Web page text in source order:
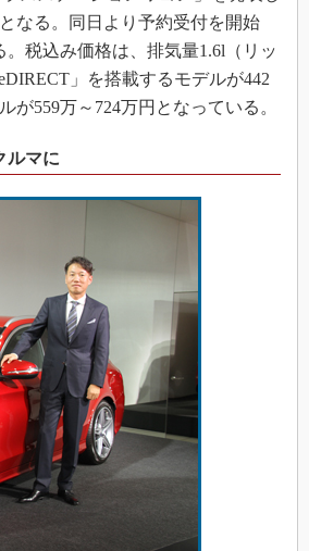
S＆OP
インダストリー4.0
イノベーション
メイドインジャパン
植物工場
グローバル設計・開発
制御セキュリティ
新型コロナへの対応
なる。同日より予約受付を開始
。税込み価格は、排気量1.6l（リッ
」を搭載するモデルが442
559万～724万円となっている。
ルマに